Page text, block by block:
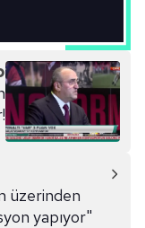
üzerinden
yapıyor"